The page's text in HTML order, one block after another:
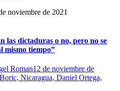
noviembre de 2021
las dictaduras o no, pero no se
mismo tiempo”
Roman12 de noviembre de
Nicaragua, Daniel Ortega,